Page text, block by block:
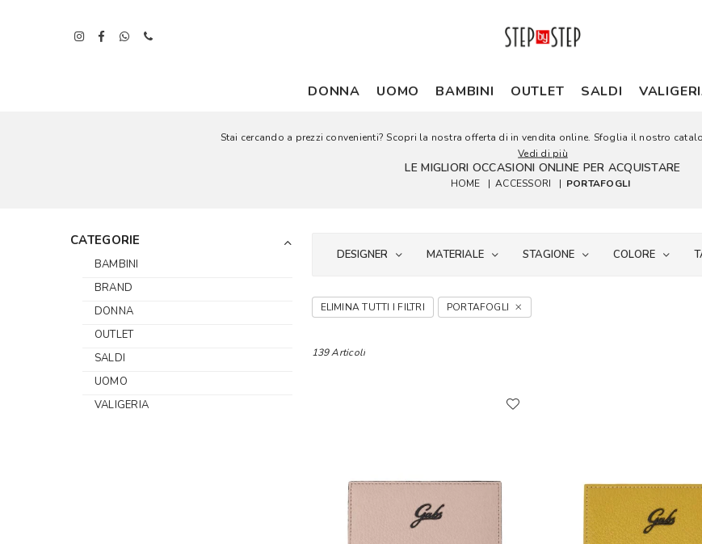
DONNA UOMO BAMBINI OUTLET SALDI
Stai cercando a prezzi convenienti? Scopri la nostra offerta di in vendita online. Sfoglia il nostro
Vedi di più
LE MIGLIORI OCCASIONI ONLINE PER ACQUISTARE
HOME | ACCESSORI | PORTAFOGLI
CATEGORIE
BAMBINI
BRAND
DONNA
OUTLET
SALDI
UOMO
VALIGERIA
DESIGNER MATERIALE STAGIONE COLORE
ELIMINA TUTTI I FILTRI PORTAFOGLI
139 Articoli